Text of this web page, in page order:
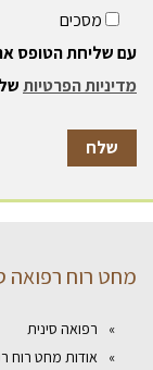
מסכים
עם שליחת הטופס
מדיניות הפרטיות
מחט רוח רפואה
רפואה סינית
אודות מחט רוח